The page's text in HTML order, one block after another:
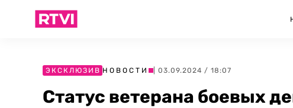
ЭКСКЛЮЗИВ НОВОСТИ | 03.09.2024 / 18:07
Статус ветерана боевых